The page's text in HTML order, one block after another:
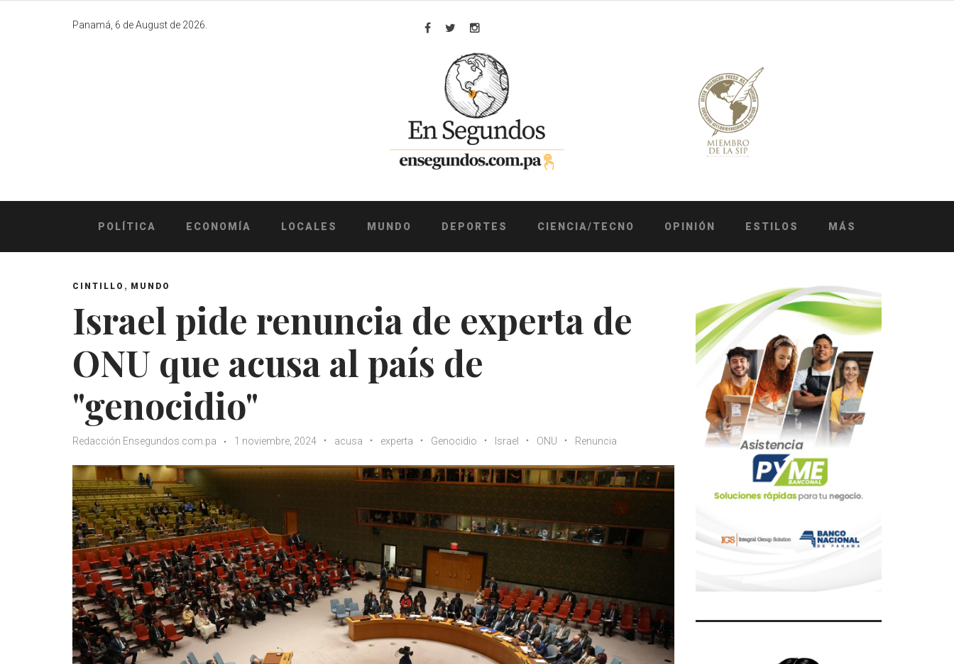
Panamá, 6 de August de 2026.
Facebook
TwitterInstagram
POLÍTICA ECONOMÍA LOCALES MUNDO DEPORTES CIENCIA/TECNO OPINIÓN ESTILOS MÁS
CINTILLO , MUNDO
Israel pide renuncia de experta de
ONU que acusa al país de
"genocidio"
Redacción Ensegundos.com.pa 1 noviembre, 2024 acusa experta Genocidio Israel ONU Renuncia